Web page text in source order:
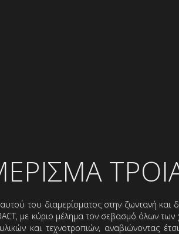
του διαμερίσματος στην ζωντανή
με κύριο μέλημα τον σεβασμό όλων των
και τεχνοτροπιών, αναβιώνoντας